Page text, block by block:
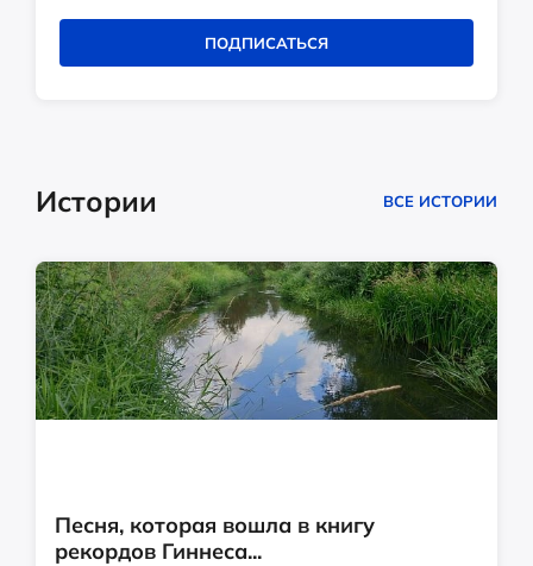
ПОДПИСАТЬСЯ
Истории ВСЕ ИСТОРИИ
Песня, которая вошла в книгу
рекордов Гиннеса...